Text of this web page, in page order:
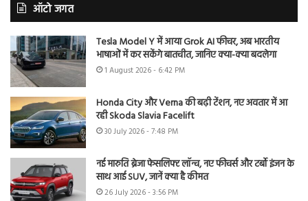
ऑटो जगत
Tesla Model Y में आया Grok AI फीचर, अब भारतीय
भाषाओं में कर सकेंगे बातचीत, जानिए क्या-क्या बदलेगा
1 August 2026 - 6:42 PM
Honda City और Verna की बढ़ी टेंशन, नए अवतार में आ
रही Skoda Slavia Facelift
30 July 2026 - 7:48 PM
नई मारुति ब्रेजा फेसलिफ्ट लॉन्च, नए फीचर्स और टर्बो इंजन के
साथ आई SUV, जानें क्या है कीमत
26 July 2026 - 3:56 PM